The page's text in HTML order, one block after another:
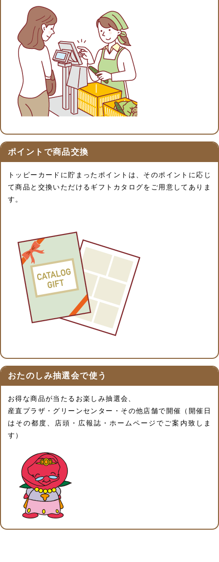
ポイントで商品交換
トッピーカードに貯まったポイントは、そのポイントに応じ
て商品と交換いただけるギフトカタログをご用意してありま
す。
おたのしみ抽選会で使う
お得な商品が当たるお楽しみ抽選会、
産直プラザ・グリーンセンター・その他店舗で開催（開催日
はその都度、店頭・広報誌・ホームページでご案内致しま
す）